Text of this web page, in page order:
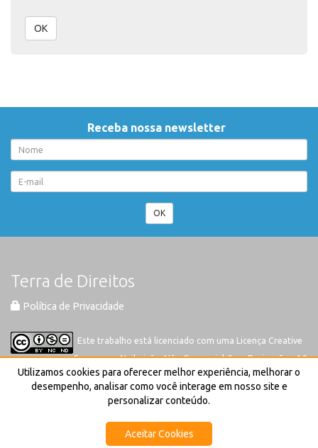
OK
Receba nossa newsletter
OK
Terra de Direitos
Política de Privacidade
Este trabalho está licenciado com uma Licença Creative
Commons-Atribuição-Não Comercial-Sem Derivações 4.0
Internacional
Utilizamos cookies para oferecer melhor experiência, melhorar o
desempenho, analisar como você interage em nosso site e
personalizar conteúdo.
Aceitar Cookies